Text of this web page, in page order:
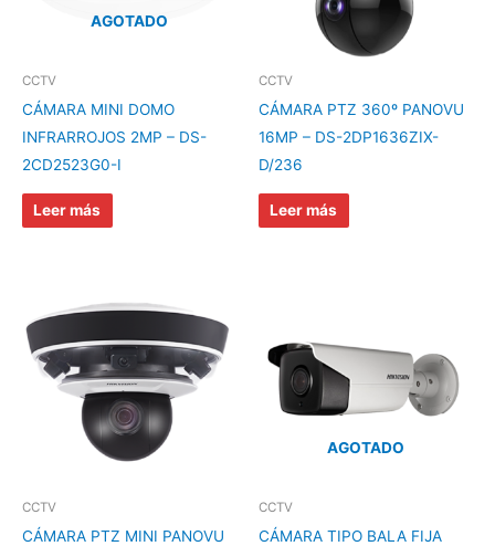
AGOTADO
CCTV
CÁMARA MINI DOMO
INFRARROJOS 2MP – DS-
2CD2523G0-I
Leer más
CCTV
CÁMARA PTZ 360º PANOVU
16MP – DS-2DP1636ZIX-
D/236
Leer más
CCTV
CÁMARA PTZ MINI PANOVU
AGOTADO
CCTV
CÁMARA TIPO BALA FIJA